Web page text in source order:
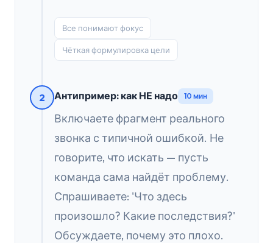
Все понимают фокус
Чёткая формулировка цели
2 Антипример: как НЕ надо 10 мин
Включаете фрагмент реального
звонка с типичной ошибкой. Не
говорите, что искать — пусть
команда сама найдёт проблему.
Спрашиваете: 'Что здесь
произошло? Какие последствия?'
Обсуждаете, почему это плохо.